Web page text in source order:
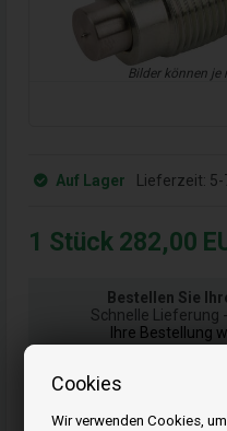
Cookies
Wir verwenden Cookies,
Bilder können je
Lieferzeit: 5-
Auf Lager
1 Stück 282,00
Bestellen Sie
Schnelle Lieferung
Ihre Bestellung